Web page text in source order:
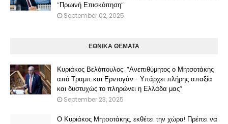
"Πρωινή Επισκόπηση"
September 02, 2025
ΕΘΝΙΚΑ ΘΕΜΑΤΑ
Κυριάκος Βελόπουλος: "Ανεπιθύμητος ο Μητσοτάκης
από Τραμπ και Ερντογάν - Υπάρχει πλήρης απαξία
και δυστυχώς το πληρώνει η Ελλάδα μας"
September 23, 2025
Ο Κυριάκος Μητσοτάκης, εκθέτει την χώρα! Πρέπει να